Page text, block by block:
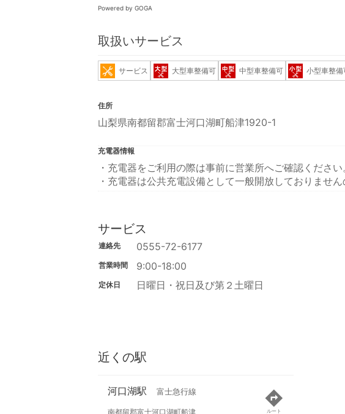
Powered by GOGA
取扱いサービス
サービス 大型車整備可 中型車整備可 小型車整備
住所
山梨県南都留郡富士河口湖町船津1920-1
充電器情報
・充電器をご利用の際は事前に営業所へご確認ください
・充電器は公共充電設備として一般開放しておりません
サービス
連絡先 0555-72-6177
営業時間 9:00-18:00
定休日 日曜日・祝日及び第２土曜日
近くの駅
河口湖駅 富士急行線
南都留郡富士河口湖町船津
ルート